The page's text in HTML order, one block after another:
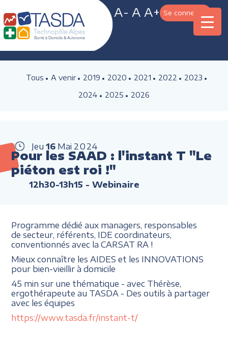
A- A A+ Se connecter
Tous A venir 2019 2020 2021 2022
2023
2024
2025 2026
Jeu 16 Mai 2024
Pour les SAAD : l'instant T "Le
piéton est roi !"
12h30-13h15 - Webinaire
Programme dédié aux managers, responsables
de secteur, référents, IDE coordinateurs,
conventionnés avec la CARSAT RA !
Mieux connaître les AIDES et les INNOVATIONS
pour bien-vieillir à domicile
45 min sur une thématique - avec Thérèse,
ergothérapeute au TASDA - Des outils à partager
avec les équipes
https://www.tasda.fr/instant-t/